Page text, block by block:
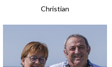
Christian